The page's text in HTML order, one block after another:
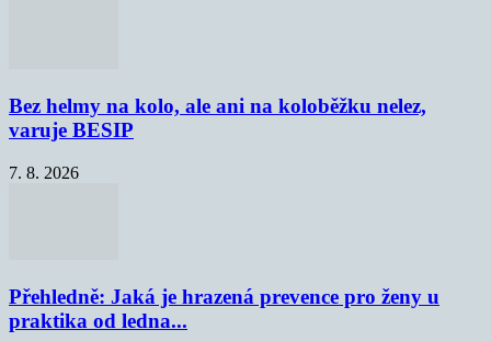
Bez helmy na kolo, ale ani na koloběžku nelez,
varuje BESIP
7. 8. 2026
Přehledně: Jaká je hrazená prevence pro ženy u
praktika od ledna...